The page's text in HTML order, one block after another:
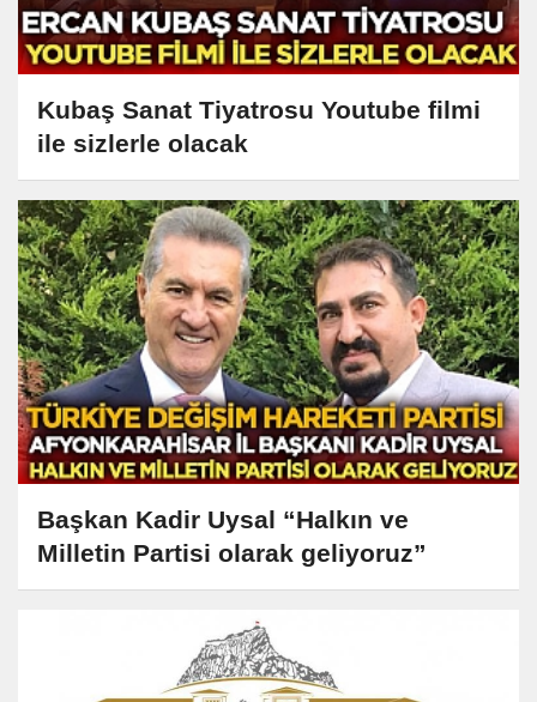
Kubaş Sanat Tiyatrosu Youtube filmi
ile sizlerle olacak
Başkan Kadir Uysal “Halkın ve
Milletin Partisi olarak geliyoruz”